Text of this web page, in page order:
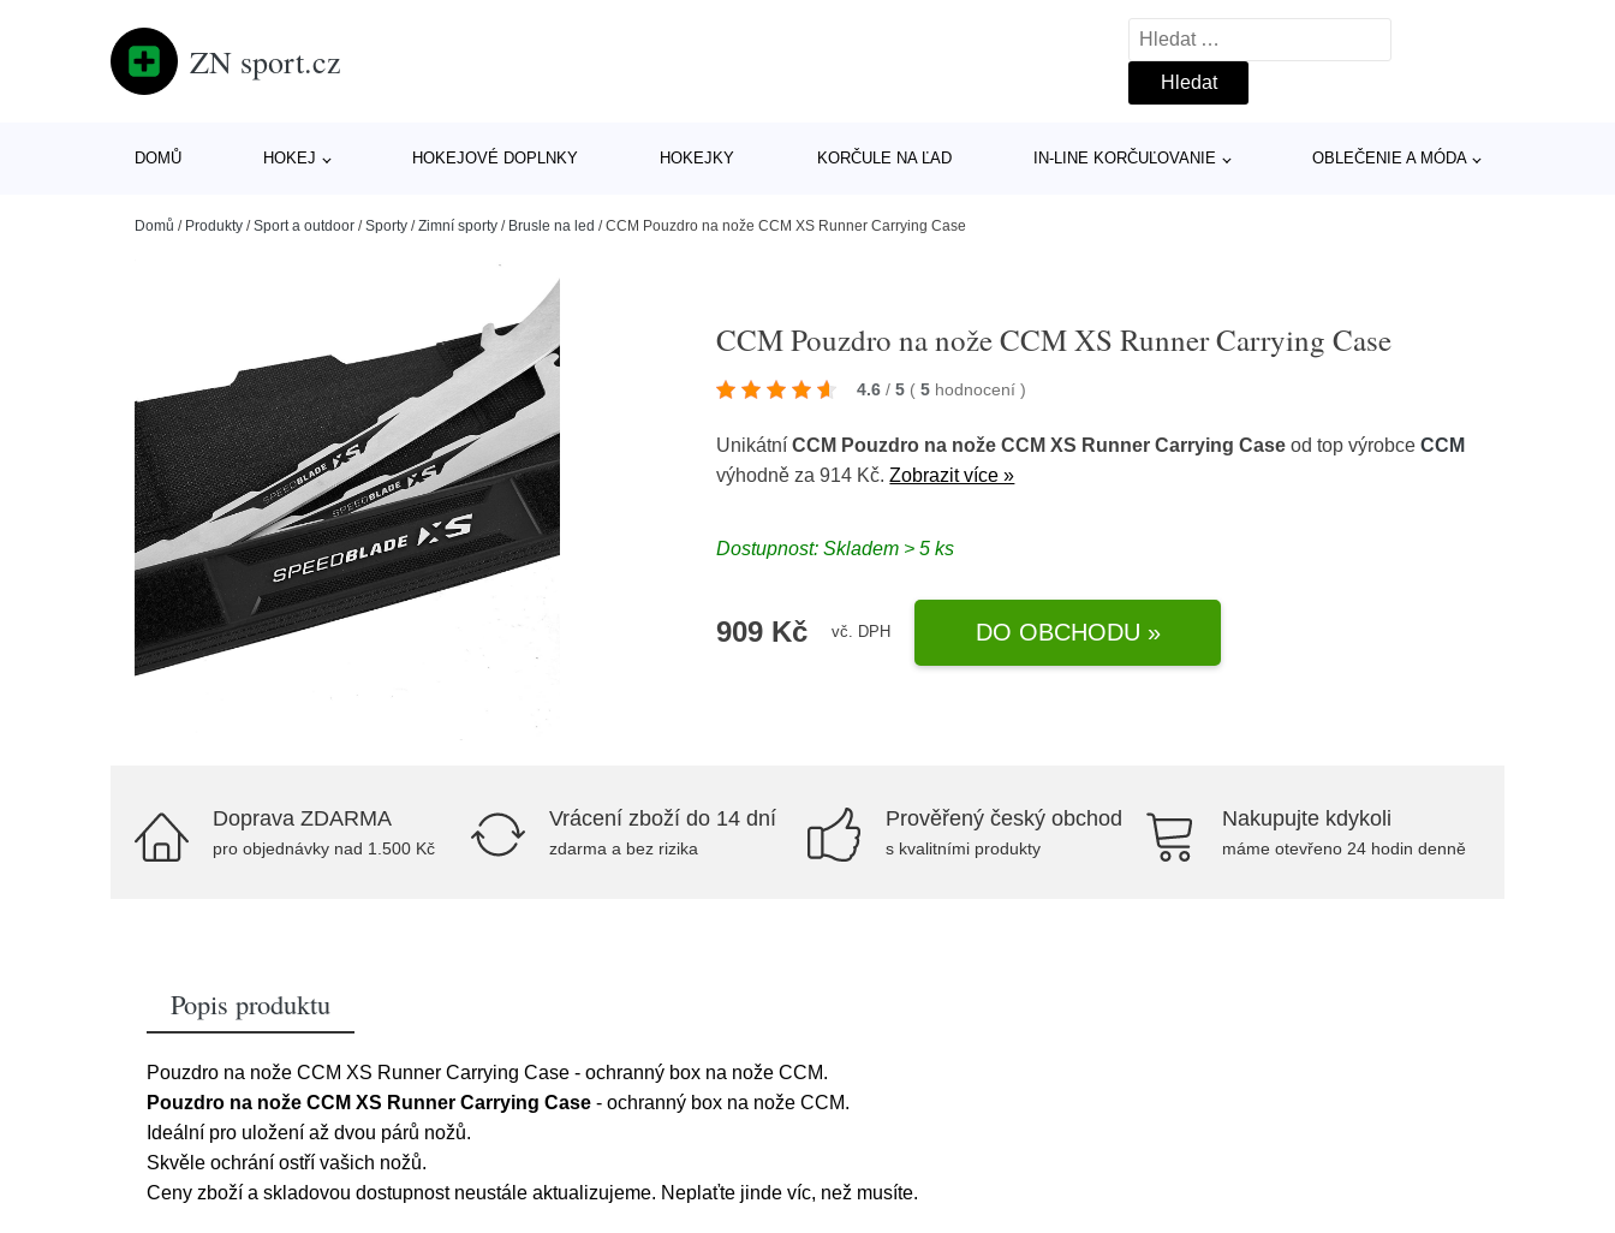
ZN sport.cz
Vyhledávání
DOMŮ HOKEJ HOKEJOVÉ DOPLNKY HOKEJKY KORČULE NA ĽAD IN-LINE KORČUĽOVANIE OBLEČENIE A MÓDA
Domů / Produkty /Sport a outdoor /Sporty /Zimní sporty / Brusle na led /CCM Pouzdro na nože CCM XS Runner Carrying Case
CCM Pouzdro na nože CCM XS Runner Carrying Case
4.6 / 5 ( 5 hodnocení)
UnikátníCCM Pouzdro na nože CCM XS Runner Carrying Case od top výrobceCCM
výhodně za 914 Kč.Zobrazit více »
Dostupnost: Skladem > 5 ks
909 Kč vč. DPH DO OBCHODU »
Doprava ZDARMA
pro objednávky nad 1.500 Kč
Vrácení zboží do 14 dní
zdarma a bez rizika
Prověřený český obchod
s kvalitními produkty
Nakupujte kdykoli
máme otevřeno 24 hodin denně
Popis produktu
Pouzdro na nože CCM XS Runner Carrying Case - ochranný box na nože CCM.
Pouzdro na nože CCM XS Runner Carrying Case - ochranný box na nože CCM.
Ideální pro uložení až dvou párů nožů.
Skvěle ochrání ostří vašich nožů.
Ceny zboží a skladovou dostupnost neustále aktualizujeme. Neplaťte jinde víc, než musíte.